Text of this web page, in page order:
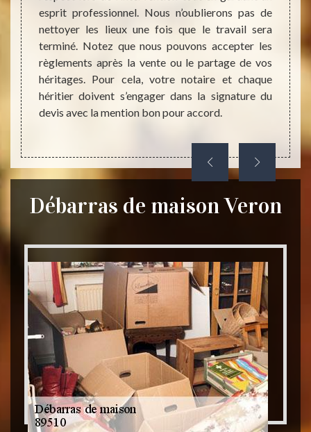
à
un
esprit professionnel. Nous n’oublierons pas de
nettoyer les lieux une fois que le travail sera
terminé. Notez que nous pouvons accepter les
règlements après la vente ou le partage de vos
héritages. Pour cela, votre notaire et chaque
héritier doivent s’engager dans la signature du
devis avec la mention bon pour accord.
le
dans
Débarras de maison Veron